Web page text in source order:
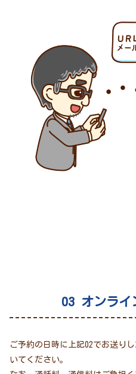
03 オンライ
ご予約の日時に上記02でお送りし
いてください。